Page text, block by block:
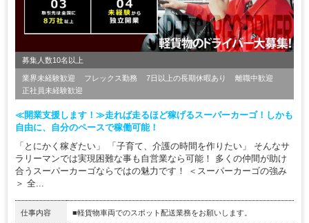
募集人数10名以上
業界未経験歓迎 フレックス勤務 7日以上の長期休暇あり
離職中歓迎
正社員未経験歓迎
≪開業支援します！≫走れば走るほど稼げるスーパーカーゴ！しかも
自由に、自分のペースで稼働可能！
「とにかく稼ぎたい」 「子育て、介護の時間を作りたい」 そんなサ
ラリーマンでは実現困難な事も自営業なら可能！ 多くの仲間が助け
合うスーパーカーゴならではの魅力です！ ＜スーパーカーゴの強み
＞ 全...
仕事内容 ■軽貨物車両でのスポット配送業務をお願いします。